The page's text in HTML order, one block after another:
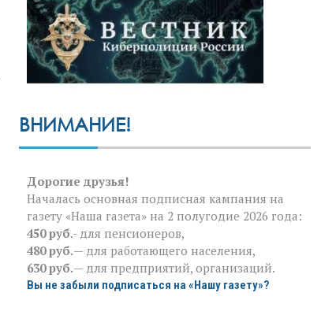
ВНИМАНИЕ!
Дорогие друзья!
Началась основная подписная кампания на
газету «Наша газета» на 2 полугодие 2026 года:
450 руб.- для пенсионеров,
480 руб.— для работающего населения,
630 руб.— для предприятий, организаций.
Вы не забыли подписаться на «Нашу газету»?